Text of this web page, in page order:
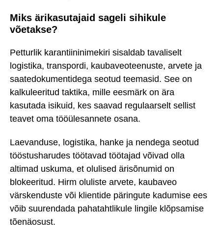
Miks ärikasutajaid sageli sihikule
võetakse?
Petturlik karantiininimekiri sisaldab tavaliselt
logistika, transpordi, kaubaveoteenuste, arvete ja
saatedokumentidega seotud teemasid. See on
kalkuleeritud taktika, mille eesmärk on ära
kasutada isikuid, kes saavad regulaarselt sellist
teavet oma tööülesannete osana.
Laevanduse, logistika, hanke ja nendega seotud
tööstusharudes töötavad töötajad võivad olla
altimad uskuma, et olulised ärisõnumid on
blokeeritud. Hirm oluliste arvete, kaubaveo
värskenduste või klientide päringute kadumise ees
võib suurendada pahatahtlikule lingile klõpsamise
tõenäosust.